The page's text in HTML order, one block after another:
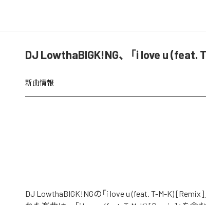
DJ LowthaBIGK!NG、「i love u
新曲情報
DJ LowthaBIGK!NGの「i love u (feat. T-M-K)